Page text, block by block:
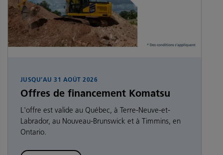
JUSQU’AU 31 AOÛT 2026
Offres de financement Komatsu
L'offre est valide au Québec, à Terre-Neuve-et-
Labrador, au Nouveau-Brunswick et à Timmins, en
Ontario.